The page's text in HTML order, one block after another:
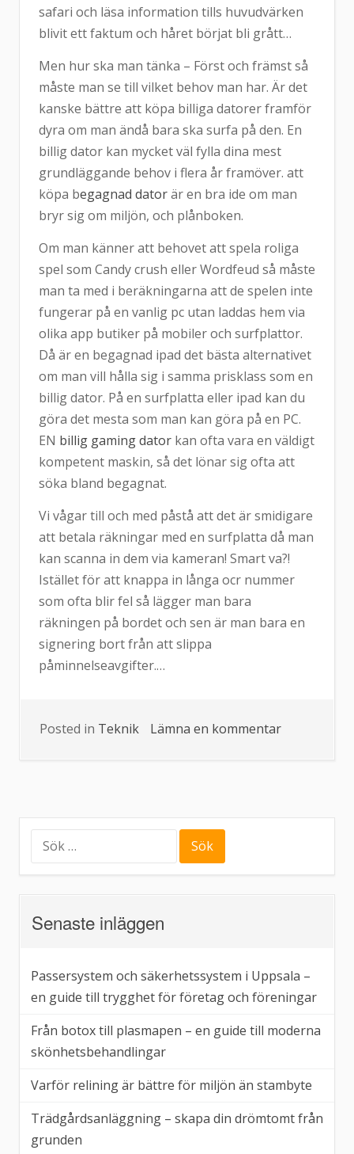
safari och läsa information tills huvudvärken
blivit ett faktum och håret börjat bli grått…
Men hur ska man tänka – Först och främst så
måste man se till vilket behov man har. Är det
kanske bättre att köpa billiga datorer framför
dyra om man ändå bara ska surfa på den. En
billig dator kan mycket väl fylla dina mest
grundläggande behov i flera år framöver. att
köpa begagnad datorär en bra ide om man
bryr sig om miljön, och plånboken.
Om man känner att behovet att spela roliga
spel som Candy crush eller Wordfeud så måste
man ta med i beräkningarna att de spelen inte
fungerar på en vanlig pc utan laddas hem via
olika app butiker på mobiler och surfplattor.
Då är en begagnad ipad det bästa alternativet
om man vill hålla sig i samma prisklass som en
billig dator. På en surfplatta eller ipad kan du
göra det mesta som man kan göra på en PC.
EN billig gaming dator kan ofta vara en väldigt
kompetent maskin, så det lönar sig ofta att
söka bland begagnat.
Vi vågar till och med påstå att det är smidigare
att betala räkningar med en surfplatta då man
kan scanna in dem via kameran! Smart va?!
Istället för att knappa in långa ocr nummer
som ofta blir fel så lägger man bara
räkningen på bordet och sen är man bara en
signering bort från att slippa
påminnelseavgifter.…
Posted in Teknik Lämna en kommentar
eller
efter:
Senaste inläggen
Passersystem och säkerhetssystem i Uppsala –
en guide till trygghet för företag och föreningar
Från botox till plasmapen – en guide till moderna
skönhetsbehandlingar
Varför relining är bättre för miljön än stambyte
Trädgårdsanläggning – skapa din drömtomt från
grunden